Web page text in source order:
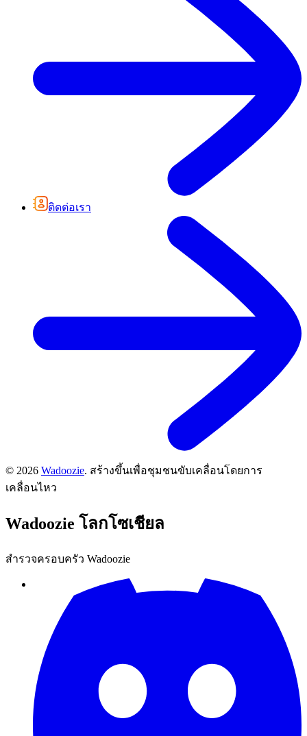
ติดต่อเรา
© 2026 Wadoozie. สร้างขึ้นเพื่อชุมชนขับเคลื่อนโดยการ
เคลื่อนไหว
Wadoozie โลกโซเชียล
สำรวจครอบครัว Wadoozie